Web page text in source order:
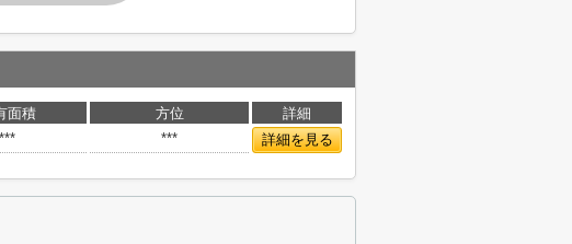
面積 方位
詳細
*** *** 詳細を見る